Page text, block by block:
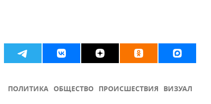
ПОЛИТИКА ОБЩЕСТВО ПРОИСШЕСТВИЯ ВИЗУАЛ